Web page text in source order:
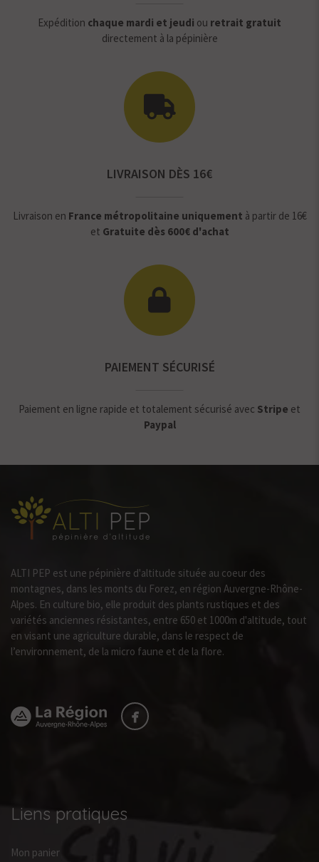
Expédition chaque mardi et jeudi ou retrait gratuit
directement à la pépinière
LIVRAISON DÈS 16€
Livraison en France métropolitaine uniquement à partir de 16€
et Gratuite dès 600€ d'achat
PAIEMENT SÉCURISÉ
Paiement en ligne rapide et totalement sécurisé avec Stripe et
Paypal
ALTI PEP est une pépinière d'altitude située au coeur des
montagnes, dans les monts du Forez, en région Auvergne-Rhône-
Alpes. En culture bio, elle produit des plants rustiques et des
variétés anciennes résistantes, entre 650 et 1000m d'altitude, tout
en visant une agriculture durable, dans le respect de
l’environnement, de la micro faune et de la flore.
Liens pratiques
Mon panier